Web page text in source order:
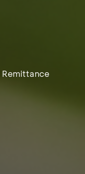
Remittance